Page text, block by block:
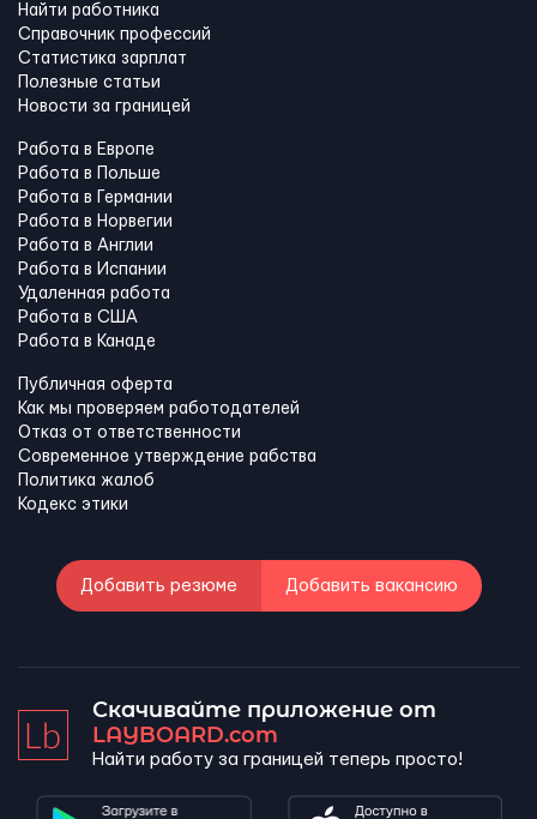
Найти работника
Справочник профессий
Статистика зарплат
Полезные статьи
Новости за границей
Работа в Европе
Работа в Польше
Работа в Германии
Работа в Норвегии
Работа в Англии
Работа в Испании
Удаленная работа
Работа в США
Работа в Канадe
Публичная оферта
Как мы проверяем работодателей
Отказ от ответственности
Современное утверждение рабства
Политика жалоб
Кодекс этики
Добавить резюме Добавить вакансию
Скачивайте приложение от
LAYBOARD.com
Найти работу за границей теперь просто!